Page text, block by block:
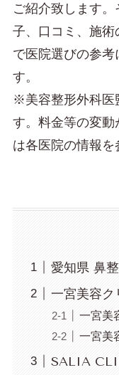
ご紹介致します
子、口コミ、施
で医院選びの参考
す。
※美容整形外科医
す。料金等の変動
は各医院の情報を
愛知県 鼻
一宮美容ク
一宮美
一宮美
SALIA